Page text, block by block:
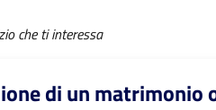
che ti interessa
di un matrimonio